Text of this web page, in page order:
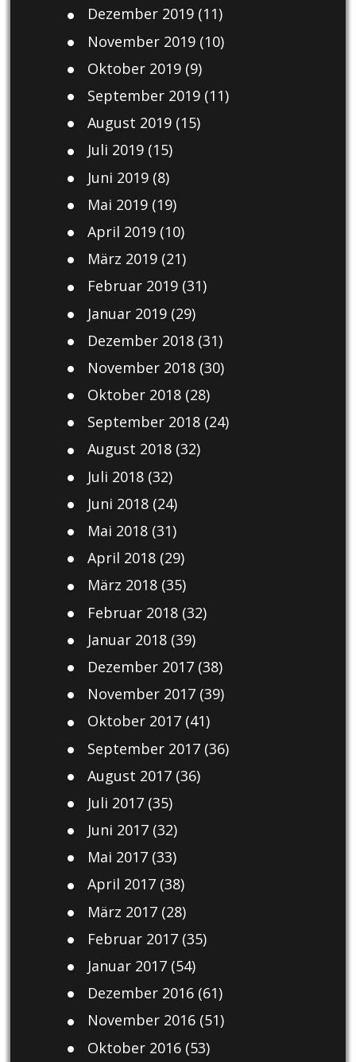
Dezember 2019(11)
November 2019(10)
Oktober 2019(9)
September 2019(11)
August 2019(15)
Juli 2019(15)
Juni 2019(8)
Mai 2019(19)
April 2019(10)
März 2019(21)
Februar 2019(31)
Januar 2019(29)
Dezember 2018(31)
November 2018(30)
Oktober 2018(28)
September 2018(24)
August 2018(32)
Juli 2018(32)
Juni 2018(24)
Mai 2018(31)
April 2018(29)
März 2018(35)
Februar 2018(32)
Januar 2018(39)
Dezember 2017(38)
November 2017(39)
Oktober 2017(41)
September 2017(36)
August 2017(36)
Juli 2017(35)
Juni 2017(32)
Mai 2017(33)
April 2017(38)
März 2017(28)
Februar 2017(35)
Januar 2017(54)
Dezember 2016(61)
November 2016(51)
Oktober 2016(53)